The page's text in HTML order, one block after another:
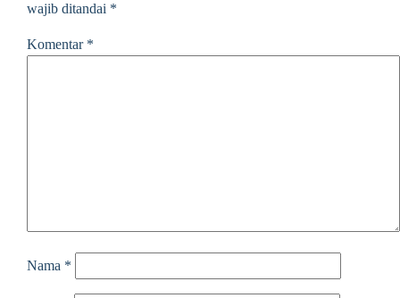
wajib ditandai *
Komentar *
Nama *